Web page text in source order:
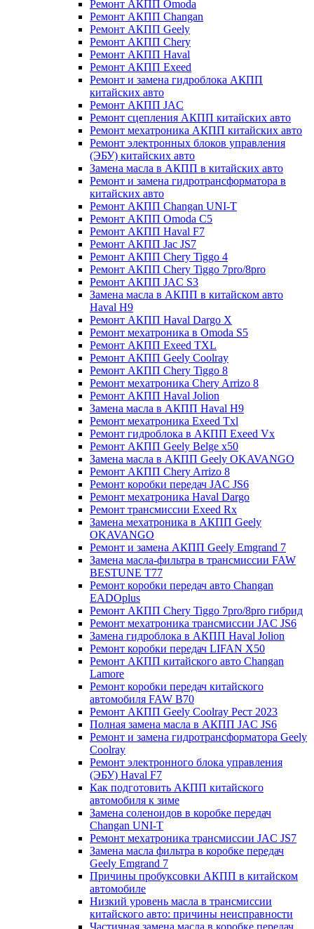
Ремонт АКПП Omoda
Ремонт АКПП Changan
Ремонт АКПП Geely
Ремонт АКПП Chery
Ремонт АКПП Haval
Ремонт АКПП Exeed
Ремонт и замена гидроблока АКПП
китайских авто
Ремонт АКПП JAC
Ремонт сцепления АКПП китайских авто
Ремонт мехатроника АКПП китайских авто
Ремонт электронных блоков управления
(ЭБУ) китайских авто
Замена масла в АКПП в китайских авто
Ремонт и замена гидротрансформатора в
китайских авто
Ремонт АКПП Changan UNI-T
Ремонт АКПП Omoda C5
Ремонт АКПП Haval F7
Ремонт АКПП Jac JS7
Ремонт АКПП Chery Tiggo 4
Ремонт АКПП Chery Tiggo 7pro/8pro
Ремонт АКПП JAC S3
Замена масла в АКПП в китайском авто
Haval H9
Ремонт АКПП Haval Dargo X
Ремонт мехатроника в Omoda S5
Ремонт АКПП Exeed TXL
Ремонт АКПП Geely Coolray
Ремонт АКПП Chery Tiggo 8
Ремонт мехатроника Chery Arrizo 8
Ремонт АКПП Haval Jolion
Замена масла в АКПП Haval H9
Ремонт мехатроника Exeed Txl
Ремонт гидроблока в АКПП Exeed Vx
Ремонт АКПП Geely Belge x50
Замена масла в АКПП Geely OKAVANGO
Ремонт АКПП Chery Arrizo 8
Ремонт коробки передач JAC JS6
Ремонт мехатроника Haval Dargo
Ремонт трансмиссии Exeed Rx
Замена мехатроника в АКПП Geely
OKAVANGO
Ремонт и замена АКПП Geely Emgrand 7
Замена масла-фильтра в трансмиссии FAW
BESTUNE T77
Ремонт коробки передач авто Changan
EADOplus
Ремонт АКПП Chery Tiggo 7pro/8pro гибрид
Ремонт мехатроника трансмиссии JAC JS6
Замена гидроблока в АКПП Haval Jolion
Ремонт коробки передач LIFAN X50
Ремонт АКПП китайского авто Changan
Lamore
Ремонт коробки передач китайского
автомобиля FAW B70
Ремонт АКПП Geely Coolray Pест 2023
Полная замена масла в АКПП JAC JS6
Ремонт и замена гидротрансформатора Geely
Coolray
Ремонт электронного блока управления
(ЭБУ) Haval F7
Как подготовить АКПП китайского
автомобиля к зиме
Замена соленоидов в коробке передач
Changan UNI-T
Ремонт мехатроника трансмиссии JAC JS7
Замена масла фильтра в коробке передач
Geely Emgrand 7
Причины пробуксовки АКПП в китайском
автомобиле
Низкий уровень масла в трансмиссии
китайского авто: причины неисправности
Частичная замена масла в коробке передач